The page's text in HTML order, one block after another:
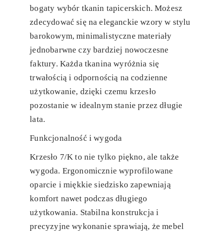
bogaty wybór tkanin tapicerskich. Możesz
zdecydować się na eleganckie wzory w stylu
barokowym, minimalistyczne materiały
jednobarwne czy bardziej nowoczesne
faktury. Każda tkanina wyróżnia się
trwałością i odpornością na codzienne
użytkowanie, dzięki czemu krzesło
pozostanie w idealnym stanie przez długie
lata.
Funkcjonalność i wygoda
Krzesło 7/K to nie tylko piękno, ale także
wygoda. Ergonomicznie wyprofilowane
oparcie i miękkie siedzisko zapewniają
komfort nawet podczas długiego
użytkowania. Stabilna konstrukcja i
precyzyjne wykonanie sprawiają, że mebel